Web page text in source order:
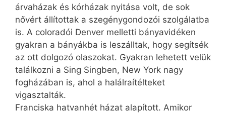
árvaházak és kórházak nyitása volt, de sok
nővért állítottak a szegénygondozói szolgálatba
is. A coloradói Denver melletti bányavidéken
gyakran a bányákba is leszálltak, hogy segítsék
az ott dolgozó olaszokat. Gyakran lehetett velük
találkozni a Sing Singben, New York nagy
fogházában is, ahol a halálraítélteket
vigasztalták.
Franciska hatvanhét házat alapított. Amikor